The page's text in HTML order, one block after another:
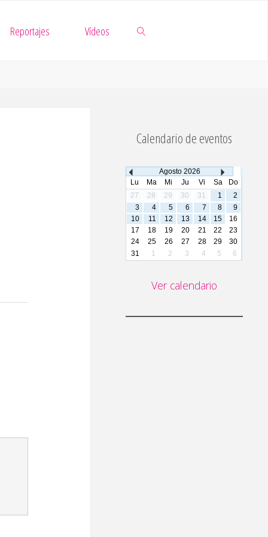
Reportajes Vídeos
Calendario de eventos
Agosto 2026
Lu
Ma Mi Ju Vi Sa
Do
27
28 29 30 31 1
2
3
4 5 6 7 8
9
10
11 12 13 14 15
16
17
18 19 20 21 22
23
24
25 26 27 28 29
30
31
1 2 3 4 5 6
Ver calendario